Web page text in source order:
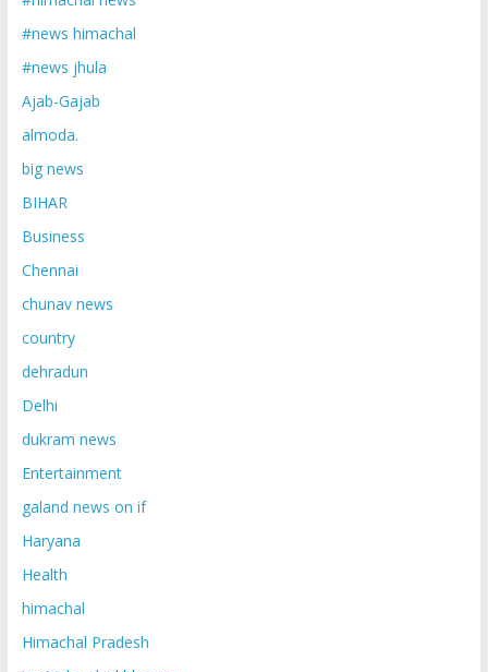
#news himachal
#news jhula
Ajab-Gajab
almoda.
big news
BIHAR
Business
Chennai
chunav news
country
dehradun
Delhi
dukram news
Entertainment
galand news on if
Haryana
Health
himachal
Himachal Pradesh